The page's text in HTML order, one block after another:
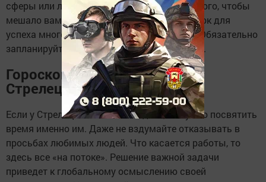
сферы или личного бизнеса. Нет ничего такого, чтобы
мешало вам двигаться вперед. Предпосылок для
успеха много, но вы сами себя тормозите. Обязательно
запланируйте обучение и посещение курсов.
Гороскоп на 25 августа 2022
Стрелец
Если у Стрельца есть семья и дети, то нужно посвятить
время именно им. Даже не вздумайте отказывать в
просьбах любимых людей. Что касается работы, то
здесь все «на потоке». Решение важной задачи
приведет к глобальному осмыслению своей